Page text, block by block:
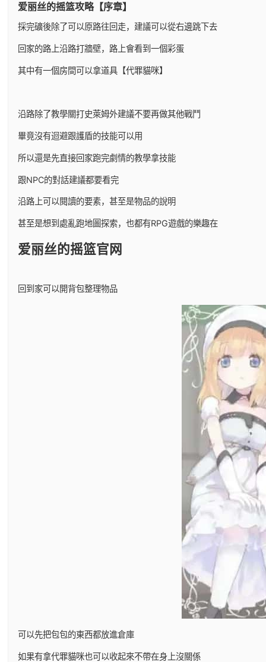
爱丽丝的摇篮攻略【序章】
採完礦後除了可以原路往回走，建議可以從右邊跳下去
回家的路上沿路打牆壁，路上會看到一個彩蛋
其中有一個房間可以拿道具【代罪貓咪】
沿路除了教學關打史萊姆外建議不要再做其他戰鬥
畢竟沒有迴避跟護盾的技能可以用
所以還是先直接回家跑完劇情的教學拿技能
跟NPC的對話建議都要看完
沿路上可以閱讀的要素，甚至是物品的說明
甚至是想到處亂跑地圖探索，也都有RPG遊戲的樂趣在
爱丽丝的摇篮官网
回到家可以開背包整理物品
可以先把包包的東西都放進倉庫
如果有拿代罪貓咪也可以收起來不帶在身上沒關係